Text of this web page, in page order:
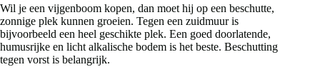
Wil je een vijgenboom kopen, dan moet hij op een beschutte,
zonnige plek kunnen groeien. Tegen een zuidmuur is
bijvoorbeeld een heel geschikte plek. Een goed doorlatende,
humusrijke en licht alkalische bodem is het beste. Beschutting
tegen vorst is belangrijk.